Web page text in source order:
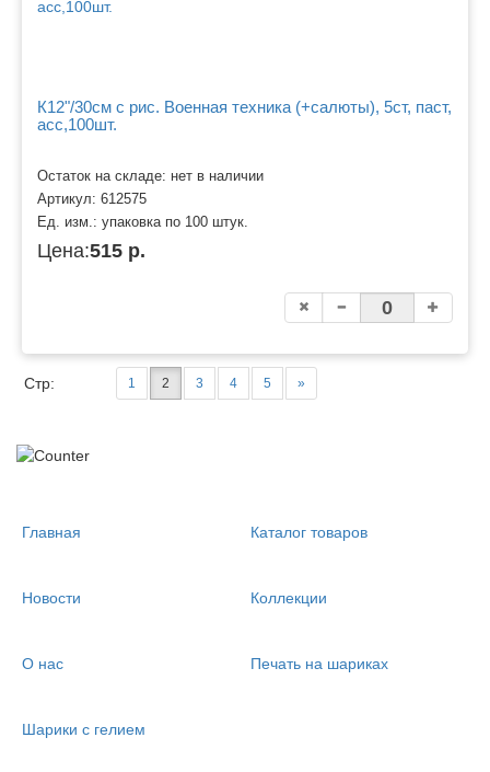
К12"/30см с рис. Военная техника (+салюты), 5ст, паст,
асс,100шт.
Остаток на складе: нет в наличии
Артикул: 612575
Ед. изм.: упаковка по 100 штук.
Цена:515 р.
Стр: 1 2 3 4 5 »
Главная Каталог товаров
Новости Коллекции
О нас Печать на шариках
Шарики с гелием